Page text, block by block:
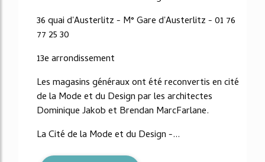
36 quai d'Austerlitz - M° Gare d'Austerlitz - 01 76
77 25 30
13e arrondissement
Les magasins généraux ont été reconvertis en cité
de la Mode et du Design par les architectes
Dominique Jakob et Brendan MarcFarlane.
La Cité de la Mode et du Design -...